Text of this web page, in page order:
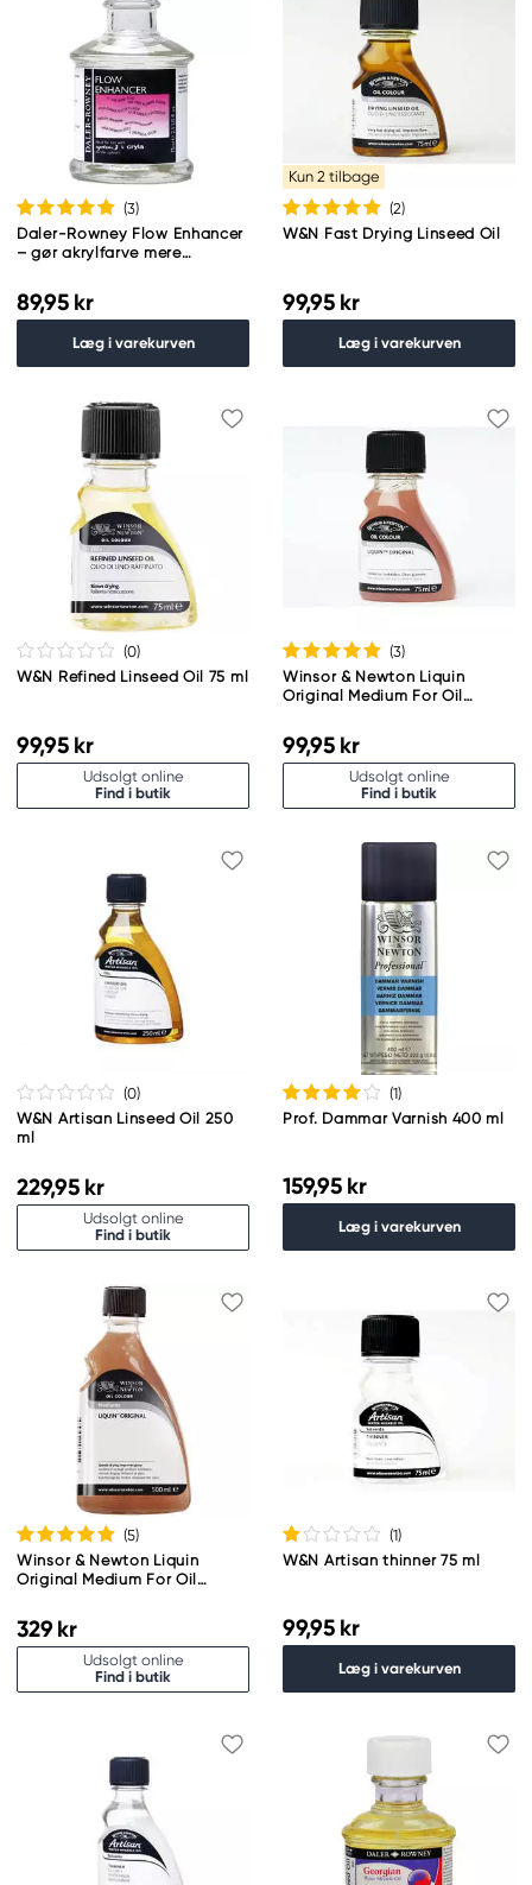
(3)
Daler-Rowney Flow Enhancer
– gør akrylfarve mere
89,95 kr
Læg i varekurven
Kun 2 tilbage
(2)
W&N Fast Drying Linseed Oil
99,95 kr
Læg i varekurven
(0)
W&N Refined Linseed Oil 75 ml
99,95 kr
Udsolgt online
Find i butik
(3)
Winsor & Newton Liquin
Original Medium For Oil
99,95 kr
Udsolgt online
Find i butik
(0)
W&N Artisan Linseed Oil 250
ml
229,95 kr
Udsolgt online
Find i butik
(1)
Prof. Dammar Varnish 400 ml
159,95 kr
Læg i varekurven
(5)
Winsor & Newton Liquin
Original Medium For Oil
329 kr
Udsolgt online
Find i butik
(1)
W&N Artisan thinner 75 ml
99,95 kr
Læg i varekurven